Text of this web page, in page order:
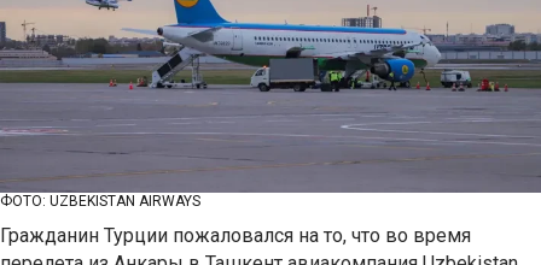
ФОТО: UZBEKISTAN AIRWAYS
Гражданин Турции пожаловался на то, что во время